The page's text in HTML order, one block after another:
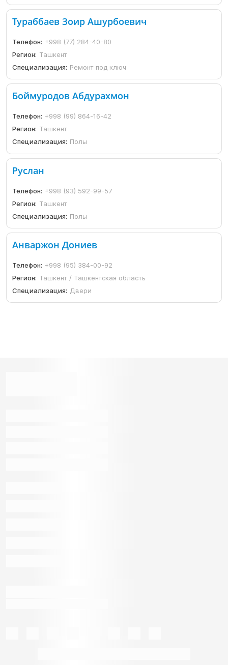
Тураббаев Зоир Ашурбоевич
Телефон: +998 (77) 284-40-80
Регион: Ташкент
Специализация: Ремонт под ключ
Боймуродов Абдурахмон
Телефон: +998 (99) 864-16-42
Регион: Ташкент
Специализация: Полы
Руслан
Телефон: +998 (93) 592-99-57
Регион: Ташкент
Специализация: Полы
Анваржон Дониев
Телефон: +998 (95) 384-00-92
Регион: Ташкент / Ташкентская область
Специализация: Двери